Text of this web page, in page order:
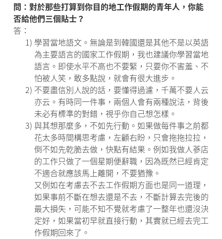
問：對於那些打算到你目的地工作假期的青年人，你能
否給他們三個貼士？
答：
1) 學習當地語文。無論是到韓國還是其他不是以英語
為主要語言的國家工作假期，我也建議你學習當地
語言。即使水平不高也不要緊，只要你不害羞、不
怕被人笑，敢多點說，就會有很大進步。
2) 不要盡信別人說的話，要懂得過濾，千萬不要人云
亦云。有時同一件事，兩個人會有兩種說法，背後
未必有標準的對錯，視乎你自己想怎樣。
3) 與其想那麼多，不如先行動。如果做每件事之前都
花太多時間構思考慮，左顧右盼，只會拖拖拉拉，
倒不如先乾脆去做，快點有結果。例如我做人蔘店
的工作只做了一個星期便辭職，因為既然已經肯定
不適合就應該馬上離開，不要猶豫。
又例如在考慮去不去工作假期方面也是同一道理，
如果事前不斷在想去還是不去，不斷計算去完後的
最大損失，可能不知不覺就考慮了一整年也還沒決
定好，如果當初早就直接行動，其實就已經去完工
作假期回來了。